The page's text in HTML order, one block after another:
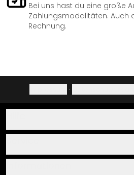
Bei uns hast du eine große
Zahlungsmodalitäten. Auch
Rechnung.
·
Über uns